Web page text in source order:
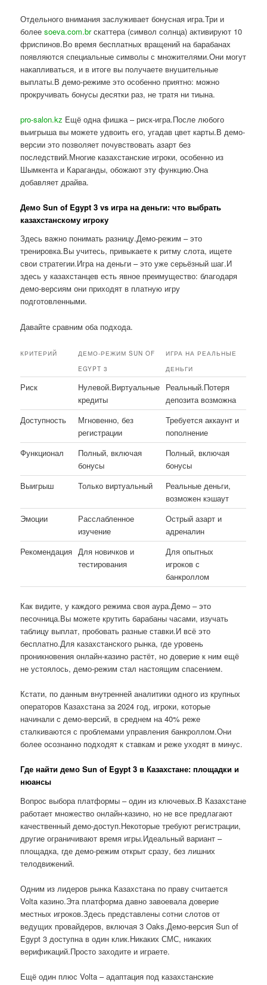
Отдельного внимания заслуживает бонусная игра.Три и
болееsoeva.com.brскаттера (символ солнца) активируют 10
фриспинов.Во время бесплатных вращений на барабанах
появляются специальные символы с множителями.Они могут
накапливаться, и в итоге вы получаете внушительные
выплаты.В демо-режиме это особенно приятно: можно
прокручивать бонусы десятки раз, не тратя ни тиына.
pro-salon.kz Ещё одна фишка – риск-игра.После любого
выигрыша вы можете удвоить его, угадав цвет карты.В демо-
версии это позволяет почувствовать азарт без
последствий.Многие казахстанские игроки, особенно из
Шымкента и Караганды, обожают эту функцию.Она
добавляет драйва.
Демо Sun of Egypt 3 vs игра на деньги: что выбрать
казахстанскому игроку
Здесь важно понимать разницу.Демо-режим – это
тренировка.Вы учитесь, привыкаете к ритму слота, ищете
свои стратегии.Игра на деньги – это уже серьёзный шаг.И
здесь у казахстанцев есть явное преимущество: благодаря
демо-версиям они приходят в платную игру
подготовленными.
Давайте сравним оба подхода.
КРИТЕРИЙ
ДЕМО-РЕЖИМ SUN OF
EGYPT 3
ИГРА НА РЕАЛЬНЫЕ
ДЕНЬГИ
Риск
Нулевой.Виртуальные
кредиты
Реальный.Потеря
депозита возможна
Доступность
Мгновенно, без
регистрации
Требуется аккаунт и
пополнение
Функционал
Полный, включая
бонусы
Полный, включая
бонусы
Выигрыш
Только виртуальный
Реальные деньги,
возможен кэшаут
Эмоции
Расслабленное
изучение
Острый азарт и
адреналин
Рекомендация Для новичков и
тестирования
Для опытных
игроков с
банкроллом
Как видите, у каждого режима своя аура.Демо – это
песочница.Вы можете крутить барабаны часами, изучать
таблицу выплат, пробовать разные ставки.И всё это
бесплатно.Для казахстанского рынка, где уровень
проникновения онлайн-казино растёт, но доверие к ним ещё
не устоялось, демо-режим стал настоящим спасением.
Кстати, по данным внутренней аналитики одного из крупных
операторов Казахстана за 2024 год, игроки, которые
начинали с демо-версий, в среднем на 40% реже
сталкиваются с проблемами управления банкроллом.Они
более осознанно подходят к ставкам и реже уходят в минус.
Где найти демо Sun of Egypt 3 в Казахстане: площадки и
нюансы
Вопрос выбора платформы – один из ключевых.В Казахстане
работает множество онлайн-казино, но не все предлагают
качественный демо-доступ.Некоторые требуют регистрации,
другие ограничивают время игры.Идеальный вариант –
площадка, где демо-режим открыт сразу, без лишних
телодвижений.
Одним из лидеров рынка Казахстана по праву считается
Volta казино.Эта платформа давно завоевала доверие
местных игроков.Здесь представлены сотни слотов от
ведущих провайдеров, включая 3 Oaks.Демо-версия Sun of
Egypt 3 доступна в один клик.Никаких СМС, никаких
верификаций.Просто заходите и играете.
Ещё один плюс Volta – адаптация под казахстанские